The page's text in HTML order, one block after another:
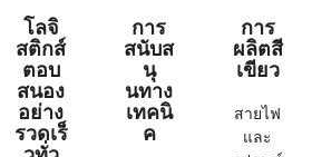
โลจิ
สติกส์
ตอบ
สนอง
อย่าง
รวดเร็
การ
สนับส
นุ
นทาง
เทคนิ
ค
การ
ผลิตสี
เขียว
สายไฟ
และ